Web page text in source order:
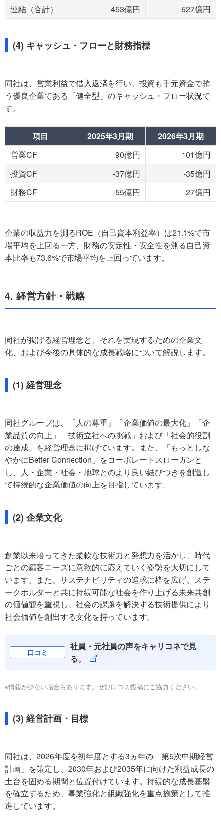
連結（合計）
453億円 527億円
(4) キャッシュ・フローと財務指標
同社は、営業利益で借入返済を行い、投資も手元資金で賄
う優良企業である「健全型」のキャッシュ・フロー状況で
す。
項目 2025年3月期
2026年3月期
営業CF
90億円
101億円
投資CF
-37億円
-35億円
財務CF
-55億円 -27億円
企業の収益力を測るROE（自己資本利益率）は21.1%で市
場平均を上回る一方、財務の安定性・安全性を測る自己資
本比率も73.6%で市場平均を上回っています。
4. 経営方針・戦略
同社が掲げる経営理念と、それを実現するための企業文
化、および今後の具体的な成長戦略について解説します。
(1) 経営理念
同社グループは、「人の尊重」「企業価値の最大化」「企
業品質の向上」「技術立社への挑戦」および「社会的役割
の達成」を経営理念に掲げています。また、「もっとしな
やかにBetter Connection」をコーポレートスローガンと
し、人・企業・社会・地球とのより良い結びつきを創造し
て持続的な企業価値の向上を目指しています。
(2) 企業文化
創業以来培ってきた柔軟な技術力と発想力を活かし、時代
ごとの顧客ニーズに意欲的に応えていく姿勢を大切にして
います。また、サステナビリティの追求に枠を広げ、ステ
ークホルダーと共に持続可能な社会を作り上げる未来共創
の価値観を重視し、社会の課題を解決する技術提供により
社会価値を創出する文化を持っています。
口コミ
社員・元社員の声をキャリコネで見
る。
※情報が少ない場合もあります。ぜひ口コミ投稿にご協力ください。
(3) 経営計画・目標
同社は、2026年度を初年度とする3ヵ年の「第5次中期経営
計画」を策定し、2030年および2035年に向けた利益成長の
土台を固める期間と位置付けています。持続的な成長基盤
を確立するため、事業強化と組織強化を重点施策として推
進しています。